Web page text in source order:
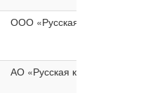
ООО «Русская кожа Алтай»
АО «Русская кожа»